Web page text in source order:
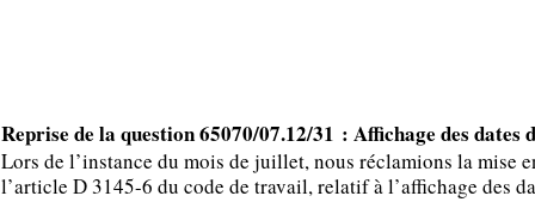
Reprise de la question 65070/07.12/31 : Affichage des dates
Lors de l’instance du mois de juillet, nous réclamions la mise
l’article D 3145-6 du code de travail, relatif à l’affichage des